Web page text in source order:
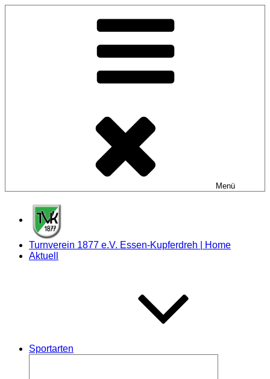
Menü
Turnverein 1877 e.V. Essen-Kupferdreh | Home
Aktuell
Sportarten